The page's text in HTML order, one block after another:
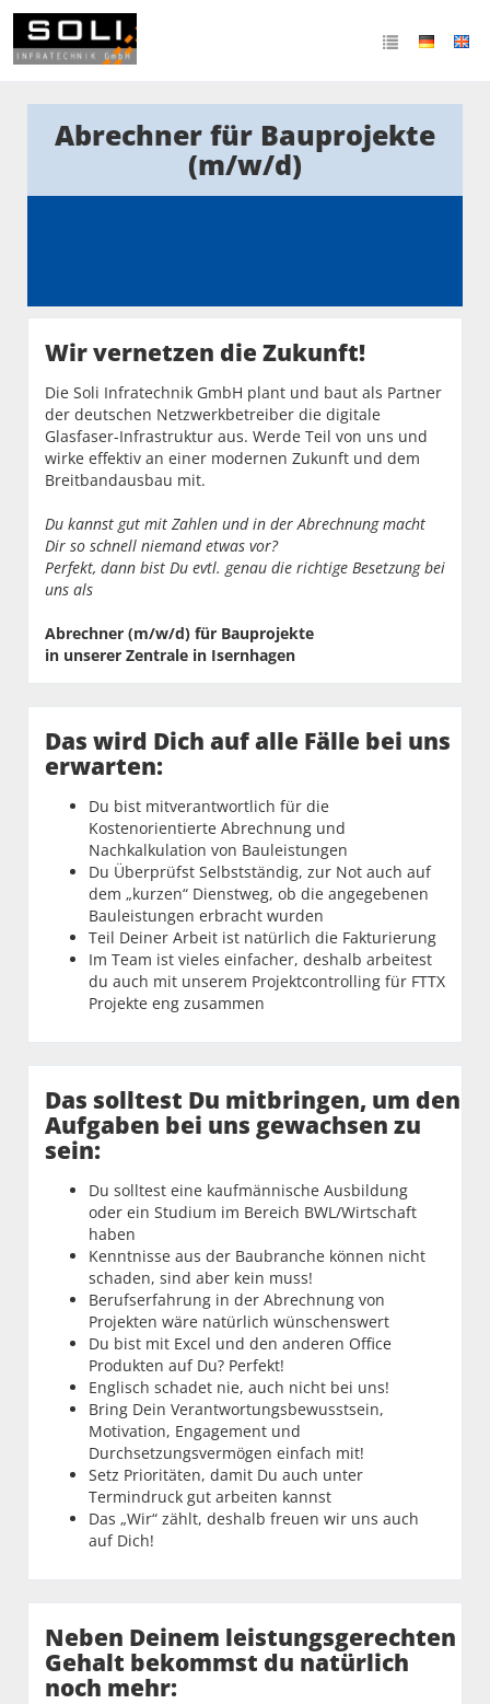
Abrechner für Bauprojekte
(m/w/d)
Wir vernetzen die Zukunft!
Die Soli Infratechnik GmbH plant und baut als Partner
der deutschen Netzwerkbetreiber die digitale
Glasfaser-Infrastruktur aus. Werde Teil von uns und
wirke effektiv an einer modernen Zukunft und dem
Breitbandausbau mit.
Du kannst gut mit Zahlen und in der Abrechnung macht
Dir so schnell niemand etwas vor?
Perfekt, dann bist Du evtl. genau die richtige Besetzung bei
uns als
Abrechner (m/w/d) für Bauprojekte
in unserer Zentrale in Isernhagen
Das wird Dich auf alle Fälle bei uns
erwarten:
Du bist mitverantwortlich für die
Kostenorientierte Abrechnung und
Nachkalkulation von Bauleistungen
Du Überprüfst Selbstständig, zur Not auch auf
dem „kurzen“ Dienstweg, ob die angegebenen
Bauleistungen erbracht wurden
Teil Deiner Arbeit ist natürlich die Fakturierung
Im Team ist vieles einfacher, deshalb arbeitest
du auch mit unserem Projektcontrolling für FTTX
Projekte eng zusammen
Das solltest Du mitbringen, um den
Aufgaben bei uns gewachsen zu
sein:
Du solltest eine kaufmännische Ausbildung
oder ein Studium im Bereich BWL/Wirtschaft
haben
Kenntnisse aus der Baubranche können nicht
schaden, sind aber kein muss!
Berufserfahrung in der Abrechnung von
Projekten wäre natürlich wünschenswert
Du bist mit Excel und den anderen Office
Produkten auf Du? Perfekt!
Englisch schadet nie, auch nicht bei uns!
Bring Dein Verantwortungsbewusstsein,
Motivation, Engagement und
Durchsetzungsvermögen einfach mit!
Setz Prioritäten, damit Du auch unter
Termindruck gut arbeiten kannst
Das „Wir“ zählt, deshalb freuen wir uns auch
auf Dich!
Neben Deinem leistungsgerechten
Gehalt bekommst du natürlich
noch mehr: